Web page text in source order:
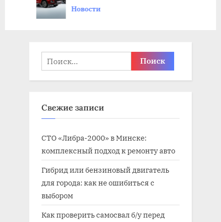
я
п
с
Новости
Найти:
Свежие записи
СТО «Либра-2000» в Минске:
комплексный подход к ремонту авто
Гибрид или бензиновый двигатель
для города: как не ошибиться с
выбором
Как проверить самосвал б/у перед